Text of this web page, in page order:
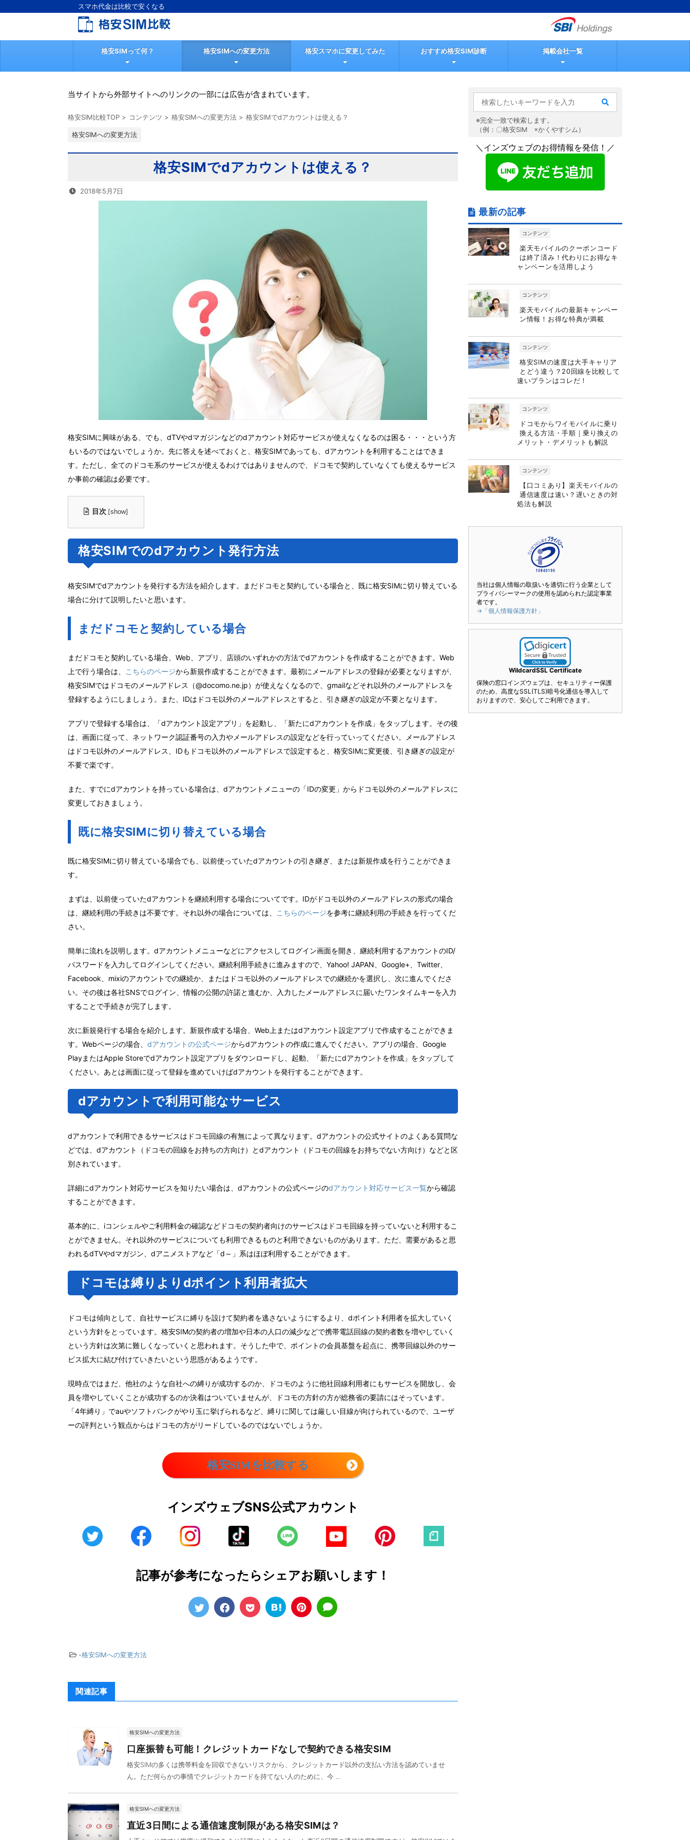
スマホ代金は比較で安くなる
格安SIMって何？ 格安SIMへの変更方法 格安スマホに変更してみた おすすめ格安SIM診断 掲載会社一覧
当サイトから外部サイトへのリンクの一部には広告が含まれています。
格安SIM比較TOP > コンテンツ > 格安SIMへの変更方法 > 格安SIMでdアカウントは使える？
格安SIMへの変更方法
格安SIMでdアカウントは使える？
2018年5月7日
格安SIMに興味がある、でも、dTVやdマガジンなどのdアカウント対応サービスが使えなくなるのは困る・・・という方
もいるのではないでしょうか。先に答えを述べておくと、格安SIMであっても、dアカウントを利用することはできま
す。ただし、全てのドコモ系のサービスが使えるわけではありませんので、ドコモで契約していなくても使えるサービス
か事前の確認は必要です。
目次 [show]
格安SIMでのdアカウント発行方法
格安SIMでdアカウントを発行する方法を紹介します。まだドコモと契約している場合と、既に格安SIMに切り替えている
場合に分けて説明したいと思います。
まだドコモと契約している場合
まだドコモと契約している場合、Web、アプリ、店頭のいずれかの方法でdアカウントを作成することができます。Web
上で行う場合は、 こちらのページから新規作成することができます。最初にメールアドレスの登録が必要となりますが、
格安SIMではドコモのメールアドレス（@docomo.ne.jp）が使えなくなるので、gmailなどそれ以外のメールアドレスを
登録するようにしましょう。また、IDはドコモ以外のメールアドレスとすると、引き継ぎの設定が不要となります。
アプリで登録する場合は、「dアカウント設定アプリ」を起動し、「新たにdアカウントを作成」をタップします。その後
は、画面に従って、ネットワーク認証番号の入力やメールアドレスの設定などを行っていってください。メールアドレス
はドコモ以外のメールアドレス、IDもドコモ以外のメールアドレスで設定すると、格安SIMに変更後、引き継ぎの設定が
不要で楽です。
また、すでにdアカウントを持っている場合は、dアカウントメニューの「IDの変更」からドコモ以外のメールアドレスに
変更しておきましょう。
既に格安SIMに切り替えている場合
既に格安SIMに切り替えている場合でも、以前使っていたdアカウントの引き継ぎ、または新規作成を行うことができま
す。
まずは、以前使っていたdアカウントを継続利用する場合についてです。IDがドコモ以外のメールアドレスの形式の場合
は、継続利用の手続きは不要です。それ以外の場合については、 こちらのページを参考に継続利用の手続きを行ってくだ
さい。
簡単に流れを説明します。dアカウントメニューなどにアクセスしてログイン画面を開き、継続利用するアカウントのID/
パスワードを入力してログインしてください。継続利用手続きに進みますので、Yahoo! JAPAN、Google+、Twitter、
Facebook、mixiのアカウントでの継続か、またはドコモ以外のメールアドレスでの継続かを選択し、次に進んでくださ
い。その後は各社SNSでログイン、情報の公開の許諾と進むか、入力したメールアドレスに届いたワンタイムキーを入力
することで手続きが完了します。
次に新規発行する場合を紹介します。新規作成する場合、Web上またはdアカウント設定アプリで作成することができま
す。Webページの場合、 dアカウントの公式ページからdアカウントの作成に進んでください。アプリの場合、Google
PlayまたはApple Storeでdアカウント設定アプリをダウンロードし、起動、「新たにdアカウントを作成」をタップして
ください。あとは画面に従って登録を進めていけばdアカウントを発行することができます。
dアカウントで利用可能なサービス
dアカウントで利用できるサービスはドコモ回線の有無によって異なります。dアカウントの公式サイトのよくある質問な
どでは、dアカウント（ドコモの回線をお持ちの方向け）とdアカウント（ドコモの回線をお持ちでない方向け）などと区
別されています。
詳細にdアカウント対応サービスを知りたい場合は、dアカウントの公式ページのdアカウント対応サービス一覧から確認
することができます。
基本的に、iコンシェルやご利用料金の確認などドコモの契約者向けのサービスはドコモ回線を持っていないと利用するこ
とができません。それ以外のサービスについても利用できるものと利用できないものがあります。ただ、需要があると思
われるdTVやdマガジン、dアニメストアなど「d～」系はほぼ利用することができます。
ドコモは縛りよりdポイント利用者拡大
ドコモは傾向として、自社サービスに縛りを設けて契約者を逃さないようにするより、dポイント利用者を拡大していく
という方針をとっています。格安SIMの契約者の増加や日本の人口の減少などで携帯電話回線の契約者数を増やしていく
という方針は次第に難しくなっていくと思われます。そうした中で、ポイントの会員基盤を起点に、携帯回線以外のサー
ビス拡大に結び付けていきたいという思惑があるようです。
現時点ではまだ、他社のような自社への縛りが成功するのか、ドコモのように他社回線利用者にもサービスを開放し、会
員を増やしていくことが成功するのか決着はついていませんが、ドコモの方針の方が総務省の要請にはそっています。
「4年縛り」でauやソフトバンクがやり玉に挙げられるなど、縛りに関しては厳しい目線が向けられているので、ユーザ
ーの評判という観点からはドコモの方がリードしているのではないでしょうか。
格安SIMを比較する
インズウェブSNS公式アカウント
記事が参考になったらシェアお願いします！
-格安SIMへの変更方法
関連記事
格安SIMへの変更方法
口座振替も可能！クレジットカードなしで契約できる格安SIM
格安SIMの多くは携帯料金を回収できないリスクから、クレジットカード以外の支払い方法を認めていませ
ん。ただ何らかの事情でクレジットカードを持てない人のために、今 ...
格安SIMへの変更方法
直近3日間による通信速度制限がある格安SIMは？
※完全一致で検索します。
（例：〇格安SIM ×かくやすシム）
＼インズウェブのお得情報を発信！／
最新の記事
コンテンツ
楽天モバイルのクーポンコード
は終了済み！代わりにお得なキ
ャンペーンを活用しよう
コンテンツ
楽天モバイルの最新キャンペー
ン情報！お得な特典が満載
コンテンツ
格安SIMの速度は大手キャリア
とどう違う？20回線を比較して
速いプランはコレだ！
コンテンツ
ドコモからワイモバイルに乗り
換える方法・手順｜乗り換えの
メリット・デメリットも解説
コンテンツ
【口コミあり】楽天モバイルの
通信速度は速い？遅いときの対
処法も解説
当社は個人情報の取扱いを適切に行う企業として
プライバシーマークの使用を認められた認定事業
者です。
→「個人情報保護方針」
WildcardSSL Certificate
保険の窓口インズウェブは、セキュリティー保護
のため、高度なSSL(TLS)暗号化通信を導入して
おりますので、安心してご利用できます。